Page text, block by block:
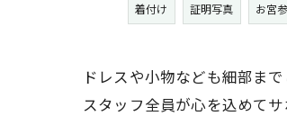
着付け 証明写真 お宮
ドレスや小物なども細部ま
スタッフ全員が心を込めて